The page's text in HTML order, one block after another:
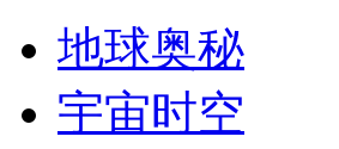
地球奥秘
宇宙时空